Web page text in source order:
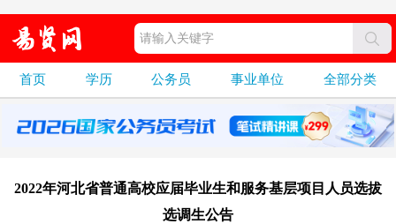
首页 学历 公务员 事业单位 全部分类
2022年河北省普通高校应届毕业生和服务基层项目人员选拔
选调生公告